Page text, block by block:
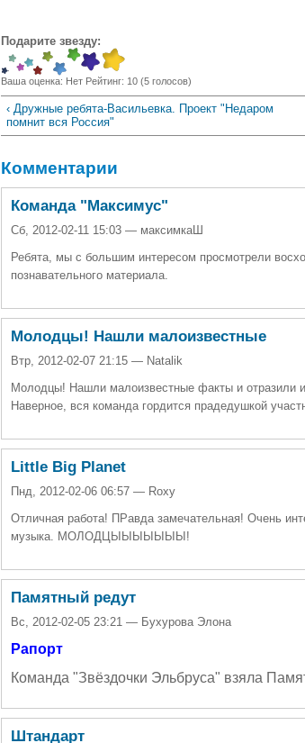
Подарите звезду:
Ваша оценка: Нет Рейтинг: 10 (5голосов)
‹ Дружные ребята-Васильевка. Проект "Недаром
помнит вся Россия"
Комментарии
Команда "Максимус"
Сб, 2012-02-11 15:03 — максимкаШ
Ребята, мы с большим интересом просмотрели
познавательного материала.
Молодцы! Нашли малоизвестные
Втр, 2012-02-07 21:15 — Natalik
Молодцы! Нашли малоизвестные факты и отразили
Наверное, вся команда гордится прадедушкой
Little Big Planet
Пнд, 2012-02-06 06:57 — Roxy
Отличная работа! ПРавда замечательная! Очень
музыка. МОЛОДЦЫЫЫЫЫЫЫ!
Памятный редут
Вс, 2012-02-05 23:21 — Бухурова Элона
Рапорт
Команда "Звёздочки Эльбруса" взяла
Штандарт